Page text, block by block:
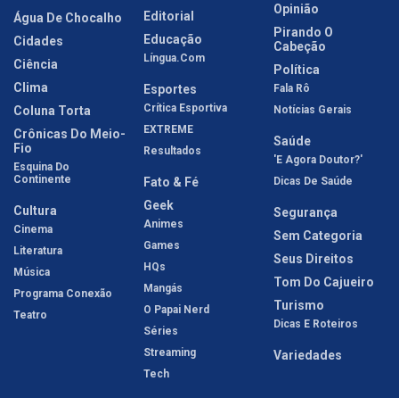
Água De Chocalho
Cidades
Ciência
Clima
Coluna Torta
Crônicas Do Meio-
Fio
Esquina Do
Continente
Cultura
Cinema
Literatura
Música
Programa Conexão
Teatro
Editorial
Educação
Língua.com
Esportes
Crítica Esportiva
EXTREME
Resultados
Fato & Fé
Geek
Animes
Games
HQs
Mangás
O Papai Nerd
Séries
Streaming
Tech
Opinião
Pirando O
Cabeção
Política
Fala Rô
Notícias Gerais
Saúde
'E Agora Doutor?'
Dicas De Saúde
Segurança
Sem Categoria
Seus Direitos
Tom Do Cajueiro
Turismo
Dicas E Roteiros
Variedades